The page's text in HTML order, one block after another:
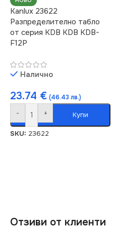
Kanlux 23622
Разпределително табло
от серия KDB KDB KDB-
F12P
Налично
23.74 € (46.43 лв.)
- + Купи
SKU: 23622
Отзиви от клиенти